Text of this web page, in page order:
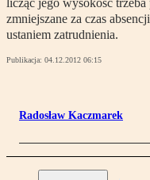
licząc jego wysokość trzeba
zmniejszane za czas
ustaniem zatrudnienia.
Publikacja: 04.12.2012 06:15
Radosław Kaczmarek